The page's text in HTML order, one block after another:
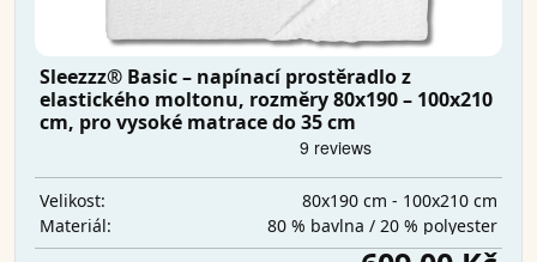
Sleezzz® Basic – napínací prostěradlo z
elastického moltonu, rozměry 80x190 – 100x210
cm, pro vysoké matrace do 35 cm
Velikost:
80x190 cm - 100x210 cm
Materiál:
80 % bavlna / 20 % polyester